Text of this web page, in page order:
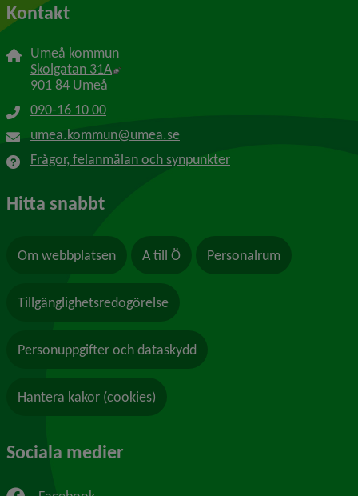
Kontakt
Umeå kommun
Skolgatan 31A Länk till annan webbplats, öppnas i nytt
901 84 Umeå
090-16 10 00
umea.kommun@umea.se
Frågor, felanmälan och synpunkter
Hitta snabbt
Om webbplatsen A till Ö Personalrum
Tillgänglighetsredogörelse
Personuppgifter och dataskydd
Hantera kakor (cookies)
Sociala medier